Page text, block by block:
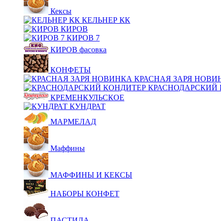
Кексы
КЕЛЬНЕР КК
КИРОВ
КИРОВ 7
КИРОВ фасовка
КОНФЕТЫ
КРАСНАЯ ЗАРЯ
КРАСНОДАРСКИЙ
КРЕМЕНКУЛЬСКОЕ
КУНДРАТ
МАРМЕЛАД
Маффины
МАФФИНЫ И КЕКСЫ
НАБОРЫ КОНФЕТ